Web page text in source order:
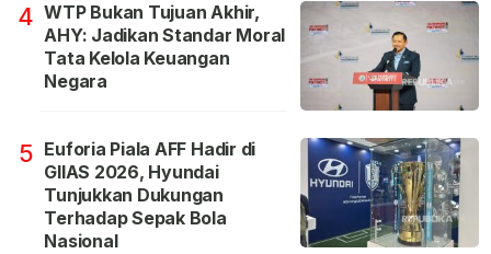
4 WTP Bukan Tujuan Akhir,
AHY: Jadikan Standar Moral
Tata Kelola Keuangan
Negara
5 Euforia Piala AFF Hadir di
GIIAS 2026, Hyundai
Tunjukkan Dukungan
Terhadap Sepak Bola
Nasional